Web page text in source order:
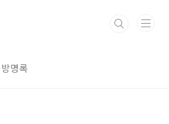
방명록